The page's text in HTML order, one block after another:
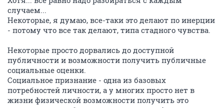
случаем...
Некоторые, я думаю, все-таки это делают по инерции
- потому что все так делают, типа стадного чувства.
Некоторые просто дорвались до доступной
публичности и возможности получить публичные
социальные оценки.
Социальное признание - одна из базовых
потребностей личности, а у многих просто нет в
жизни физической возможности получить это